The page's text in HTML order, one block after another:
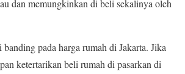
dan memungkinkan di beli sekalinya oleh
pada harga rumah di Jakarta. Jika
ketertarikan beli rumah di pasarkan di